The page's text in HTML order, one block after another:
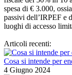
spesa di € 3.000,
passivi dell’IRPEF e
luoghi di accesso
Articoli recenti:
Cosa si intende per
4 Giugno 2024